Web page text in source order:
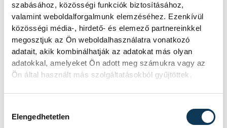
szabásához, közösségi funkciók biztosításához,
valamint weboldalforgalmunk elemzéséhez. Ezenkívül
közösségi média-, hirdető- és elemező partnereinkkel
megosztjuk az Ön weboldalhasználatra vonatkozó
adatait, akik kombinálhatják az adatokat más olyan
adatokkal, amelyeket Ön adott meg számukra vagy az
Ön által használt más szolgáltatásokból gyűjtöttek.
Elengedhetetlen
SOROZAT FÉRFI KÉZILABDA NB I,
2025/26
HAZAI
NEKA
VENDÉG
ONE VESZPRÉM
IDŐPONT
2026. MÁJUS 20. 18:15
HELYSZÍN
BALATONBOGLÁR, NEKA
CSARNOK